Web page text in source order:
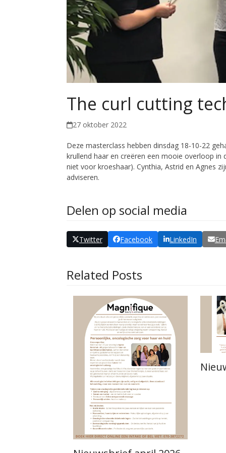
The curl cutting
27 oktober 2022
Deze masterclass hebben dinsdag 18-10-22
krullend haar en creëren een mooie overloop in
niet voor kroeshaar). Cynthia, Astrid en Agnes
adviseren.
Delen op social media
Twitter Facebook LinkedIn
Related Posts